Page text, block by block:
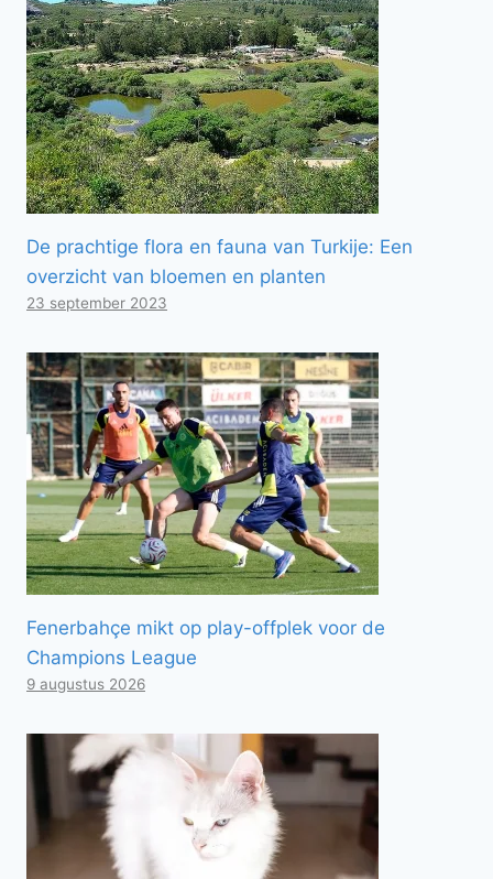
De prachtige flora en fauna van Turkije: Een
overzicht van bloemen en planten
23 september 2023
Fenerbahçe mikt op play-offplek voor de
Champions League
9 augustus 2026